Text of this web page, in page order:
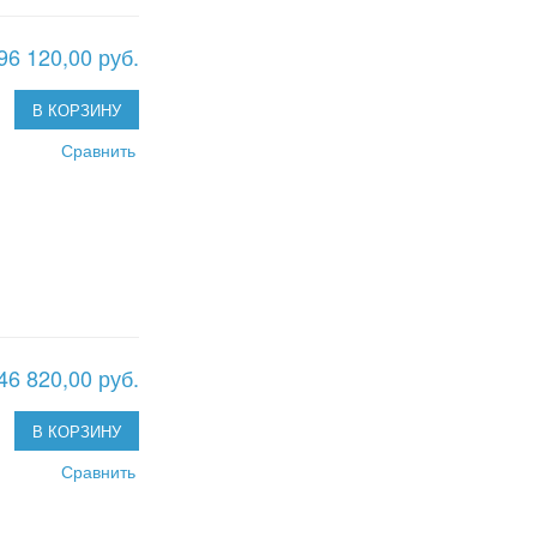
120,00 руб.
В КОРЗИНУ
Сравнить
820,00 руб.
В КОРЗИНУ
Сравнить